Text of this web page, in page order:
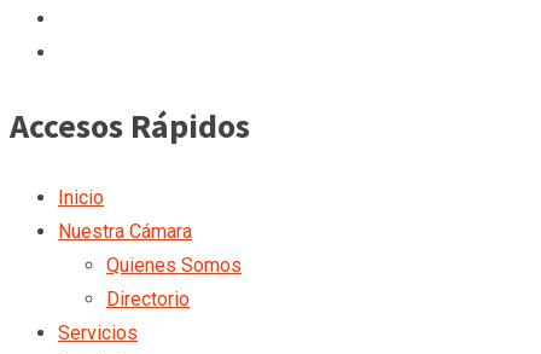
Accesos Rápidos
Inicio
Nuestra Cámara
Quienes Somos
Directorio
Servicios